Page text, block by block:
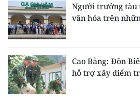
Người trưởng tàu
văn hóa trên
Cao Bằng: Đồn
hỗ trợ xây điểm